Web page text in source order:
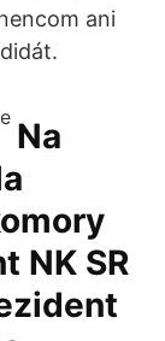
ani
Na
NK SR